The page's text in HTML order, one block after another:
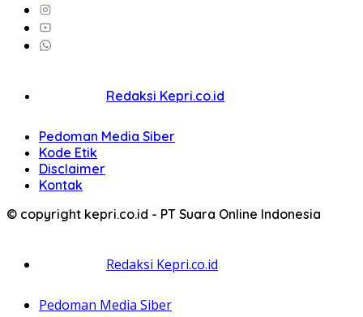
Redaksi Kepri.co.id
Pedoman Media Siber
Kode Etik
Disclaimer
Kontak
© copyright kepri.co.id - PT Suara Online Indonesia
Redaksi Kepri.co.id
Pedoman Media Siber